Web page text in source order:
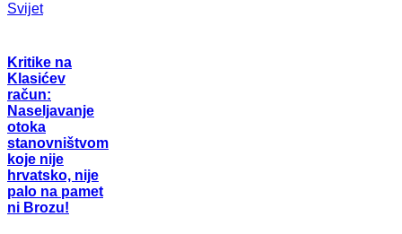
Svijet
Kritike na
Klasićev
račun:
Naseljavanje
otoka
stanovništvom
koje nije
hrvatsko, nije
palo na pamet
ni Brozu!